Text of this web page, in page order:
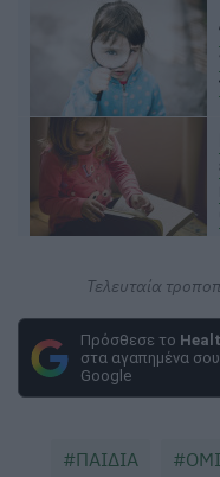
Τελευταία
Πρόσθεσε το
στα αγαπημένα
Google
ΠΑΙΔΙΑ